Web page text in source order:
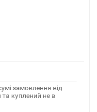
замовлення від
та куплений не в